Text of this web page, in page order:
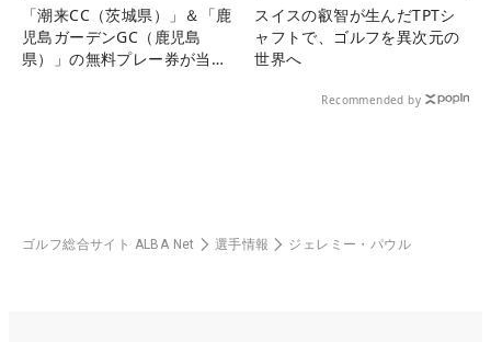
「潮来CC（茨城県）」＆「鹿
児島ガーデンGC（鹿児島
県）」の無料プレー券が当た
スイスの叡智が生んだTPTシ
ャフトで、ゴルフを異次元の
世界へ
Recommended by
ゴルフ総合サイト ALBA Net 選手情報 ジェレミー・パウル